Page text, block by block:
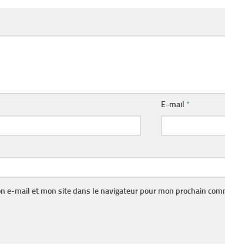
E-mail*
e-mail et mon site dans le navigateur pour mon prochain